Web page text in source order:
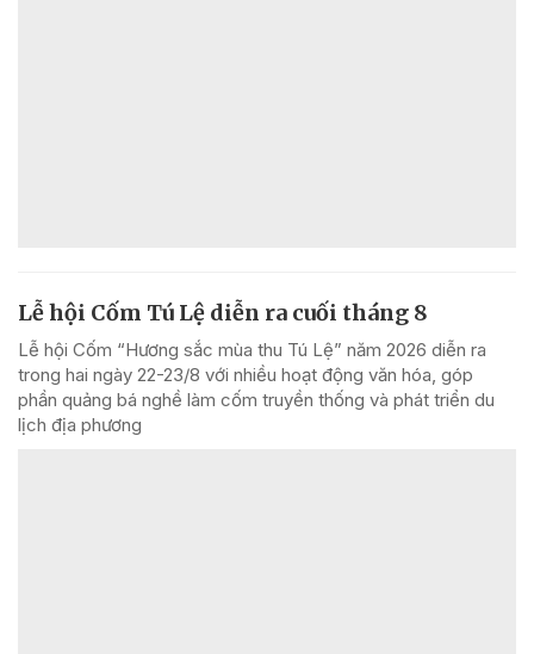
Lễ hội Cốm Tú Lệ diễn ra cuối tháng 8
Lễ hội Cốm “Hương sắc mùa thu Tú Lệ” năm 2026 diễn ra
trong hai ngày 22-23/8 với nhiều hoạt động văn hóa, góp
phần quảng bá nghề làm cốm truyền thống và phát triển du
lịch địa phương